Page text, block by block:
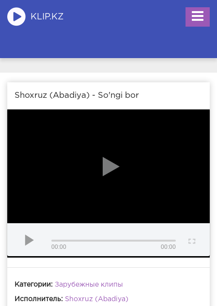
KLIP.KZ
Shoxruz (Abadiya) - So'ngi bor
00:00 00:00
Категории: Зарубежные клипы
Исполнитель: Shoxruz (Abadiya)